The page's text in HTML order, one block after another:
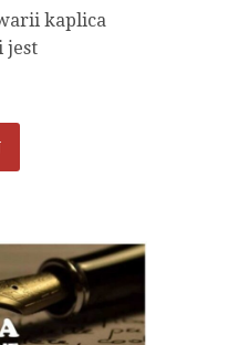
kaplica
jest